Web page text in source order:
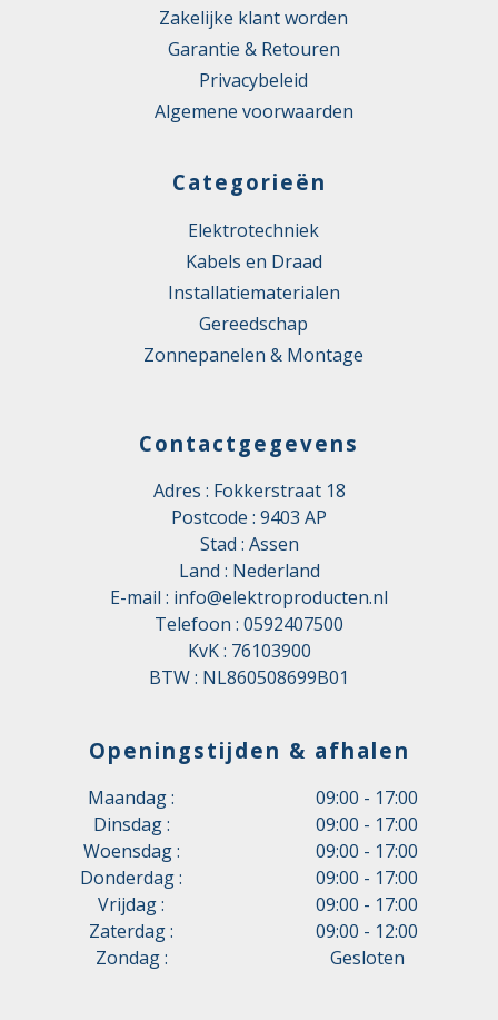
Zakelijke klant worden
Garantie & Retouren
Privacybeleid
Algemene voorwaarden
Categorieën
Elektrotechniek
Kabels en Draad
Installatiematerialen
Gereedschap
Zonnepanelen & Montage
Contactgegevens
Adres : Fokkerstraat 18
Postcode : 9403 AP
Stad : Assen
Land : Nederland
E-mail : info@elektroproducten.nl
Telefoon : 0592407500
KvK : 76103900
BTW : NL860508699B01
Openingstijden & afhalen
Maandag :
09:00 - 17:00
Dinsdag :
09:00 - 17:00
Woensdag :
09:00 - 17:00
Donderdag :
09:00 - 17:00
Vrijdag :
09:00 - 17:00
Zaterdag :
09:00 - 12:00
Zondag :
Gesloten